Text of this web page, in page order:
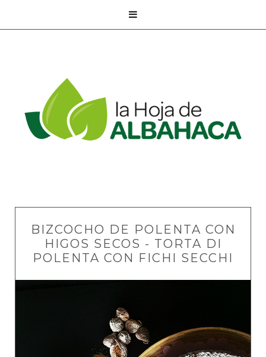

BIZCOCHO DE POLENTA CON
HIGOS SECOS - TORTA DI
POLENTA CON FICHI SECCHI